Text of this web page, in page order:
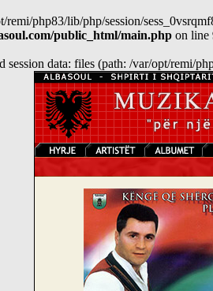
remi/php83/lib/php/session/
public_html/main.php on line
session data: files (path: /var/opt/remi/